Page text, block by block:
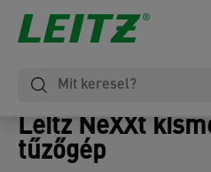
Leitz NeXXt
tűzőgép